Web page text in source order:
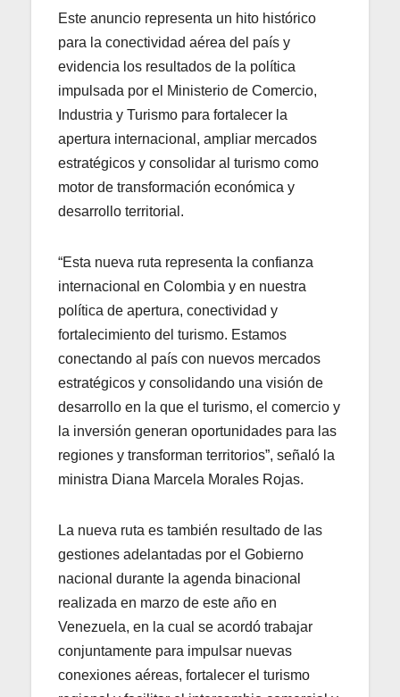
Este anuncio representa un hito histórico
para la conectividad aérea del país y
evidencia los resultados de la política
impulsada por el Ministerio de Comercio,
Industria y Turismo para fortalecer la
apertura internacional, ampliar mercados
estratégicos y consolidar al turismo como
motor de transformación económica y
desarrollo territorial.
“Esta nueva ruta representa la confianza
internacional en Colombia y en nuestra
política de apertura, conectividad y
fortalecimiento del turismo. Estamos
conectando al país con nuevos mercados
estratégicos y consolidando una visión de
desarrollo en la que el turismo, el comercio y
la inversión generan oportunidades para las
regiones y transforman territorios”, señaló la
ministra Diana Marcela Morales Rojas.
La nueva ruta es también resultado de las
gestiones adelantadas por el Gobierno
nacional durante la agenda binacional
realizada en marzo de este año en
Venezuela, en la cual se acordó trabajar
conjuntamente para impulsar nuevas
conexiones aéreas, fortalecer el turismo